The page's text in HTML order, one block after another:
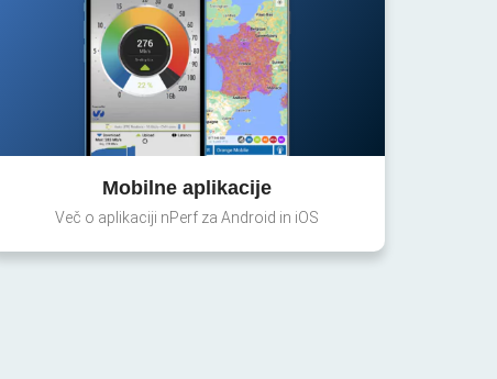
Mobilne aplikacije
Več o aplikaciji nPerf za Android in iOS